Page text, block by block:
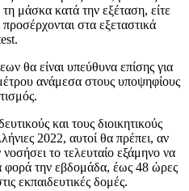
μάσκα κατά την εξέταση, είτε
στα εξεταστικά
θα είναι υπεύθυνα επίσης για
ανάμεσα στους υποψηφίους
και τους διοικητικούς
2022, αυτοί θα πρέπει, αν
το τελευταίο εξάμηνο να
φορά την εβδομάδα, έως 48 ώρες
εκπαιδευτικές δομές.